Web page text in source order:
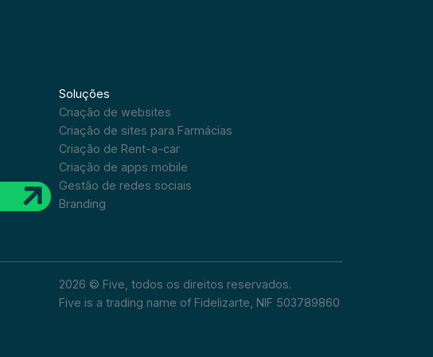
Soluções
Criação de websites
Criação de sites para Farmácias
Criação de Rent-a-car
Criação de apps mobile
Gestão de redes sociais
Branding
2026 © Five, todos os direitos reservados.
Five is a trading name of Fidelizarte, NIF 503789860